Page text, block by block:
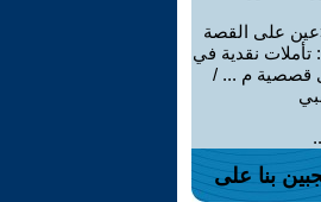
على القصة
تأملات نقدية في
قصصية م ... /
بنا على